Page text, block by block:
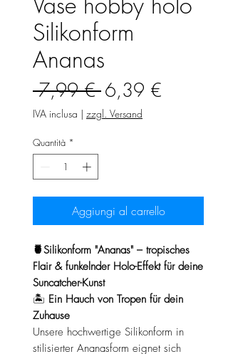
Silikonform
Ananas
7,99 € Prezzo
regolare
6,39 €
IVA inclusa | zzgl. Versand
Quantità *
Aggiungi al carrello
🍍Silikonform "Ananas" – tropisches
Flair & funkelnder Holo-Effekt für deine
Suncatcher-Kunst
🏝️ Ein Hauch von Tropen für dein
Zuhause
Unsere hochwertige Silikonform in
stilisierter Ananasform eignet sich